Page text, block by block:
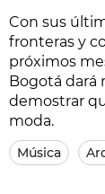
Con sus
fronteras y
próximos
Bogotá dará
demostrar
moda.
Música